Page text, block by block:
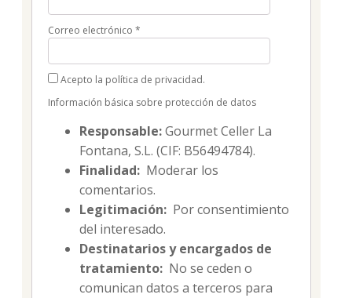
Correo electrónico *
Acepto la política de privacidad.
Información básica sobre protección de datos
Responsable:Gourmet Celler La
Fontana, S.L. (CIF: B56494784).
Finalidad: Moderar los
comentarios.
Legitimación: Por consentimiento
del interesado.
Destinatarios y encargados de
tratamiento: No se ceden o
comunican datos a terceros para